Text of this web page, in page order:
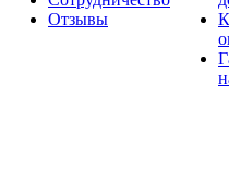
Отзывы